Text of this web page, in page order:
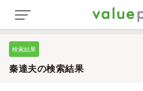
検索結果
秦達夫の検索結果